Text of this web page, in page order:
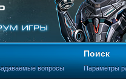
вопросы
Поиск
Параметры